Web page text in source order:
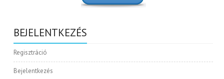
BEJELENTKEZÉS
Regisztráció
Bejelentkezés